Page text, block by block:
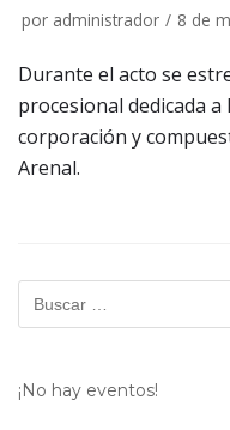
por administrador 8 de
Durante el acto se
procesional dedicada
corporación y
Arenal.
¡No hay eventos!